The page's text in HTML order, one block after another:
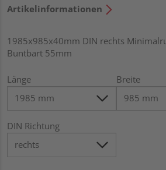
Artikelinformationen
1985x985x40mm DIN rechts
Buntbart 55mm
Länge Breite
DIN Richtung